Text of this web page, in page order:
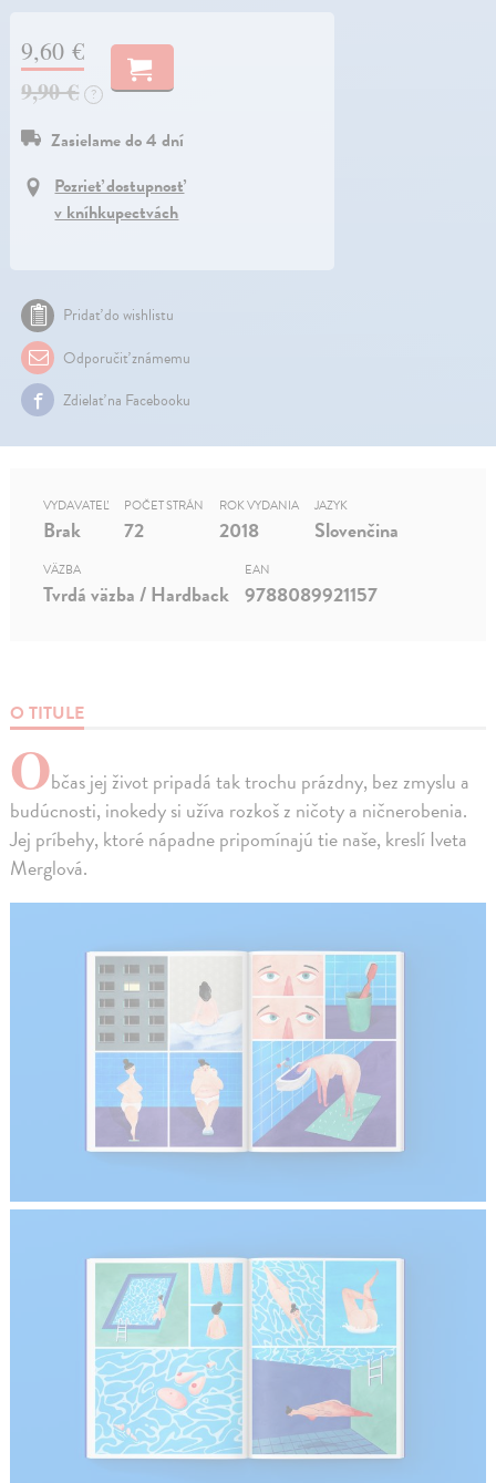
9,60 €
9,90 €
?
Zasielame do 4 dní
Pozrieť dostupnosť
v kníhkupectvách
Pridať do wishlistu
Odporučiť známemu
Zdielať na Facebooku
O TITULE
Občas jej život pripadá tak trochu prázdny, bez zmyslu a
budúcnosti, inokedy si užíva rozkoš z ničoty a ničnerobenia.
Jej príbehy, ktoré nápadne pripomínajú tie naše, kreslí Iveta
Merglová.
VYDAVATEĽ
Brak
POČET STRÁN
72
ROK VYDANIA
2018
JAZYK
Slovenčina
VÄZBA
Tvrdá väzba / Hardback
EAN
9788089921157